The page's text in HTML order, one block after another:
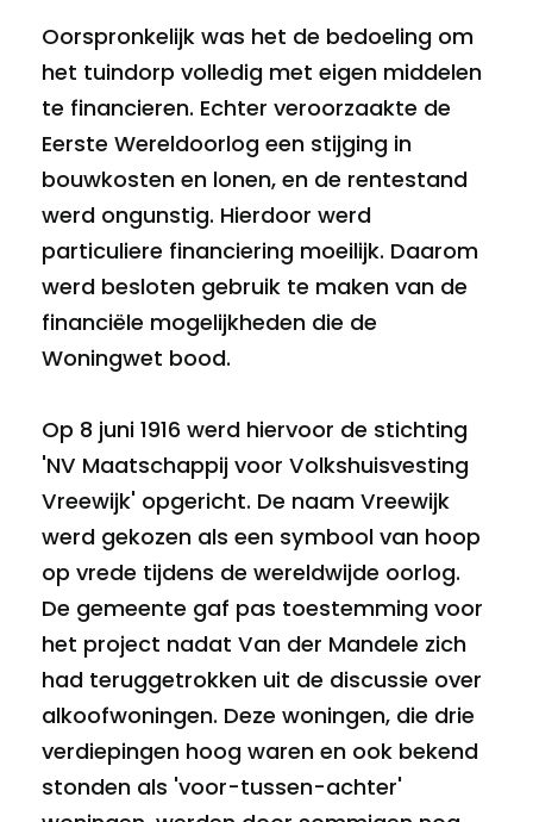
Oorspronkelijk was het de bedoeling om
het tuindorp volledig met eigen middelen
te financieren. Echter veroorzaakte de
Eerste Wereldoorlog een stijging in
bouwkosten en lonen, en de rentestand
werd ongunstig. Hierdoor werd
particuliere financiering moeilijk. Daarom
werd besloten gebruik te maken van de
financiële mogelijkheden die de
Woningwet bood.
Op 8 juni 1916 werd hiervoor de stichting
'NV Maatschappij voor Volkshuisvesting
Vreewijk' opgericht. De naam Vreewijk
werd gekozen als een symbool van hoop
op vrede tijdens de wereldwijde oorlog.
De gemeente gaf pas toestemming voor
het project nadat Van der Mandele zich
had teruggetrokken uit de discussie over
alkoofwoningen. Deze woningen, die drie
verdiepingen hoog waren en ook bekend
stonden als 'voor-tussen-achter'